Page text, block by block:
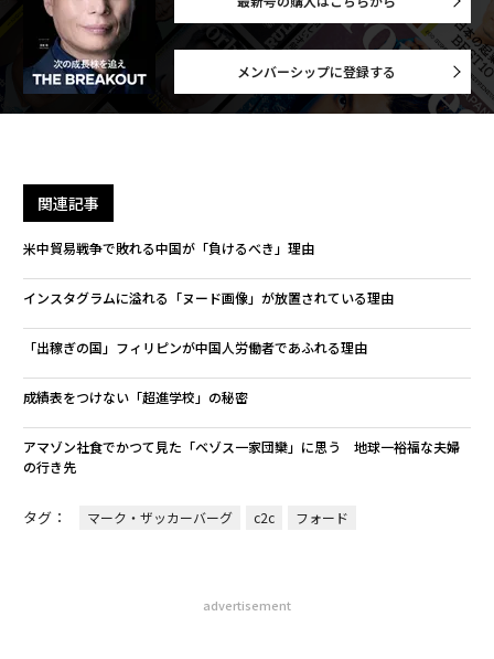
メンバーシップに登録する
関連記事
米中貿易戦争で敗れる中国が「負けるべき」理由
インスタグラムに溢れる「ヌード画像」が放置されている理由
「出稼ぎの国」フィリピンが中国人労働者であふれる理由
成績表をつけない「超進学校」の秘密
アマゾン社食でかつて見た「ベゾス一家団欒」に思う 地球一裕福な夫婦
の行き先
タグ： マーク・ザッカーバーグ c2c フォード
advertisement